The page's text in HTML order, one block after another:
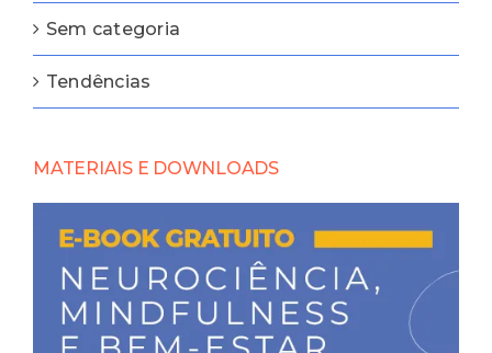
Sem categoria
Tendências
MATERIAIS E DOWNLOADS